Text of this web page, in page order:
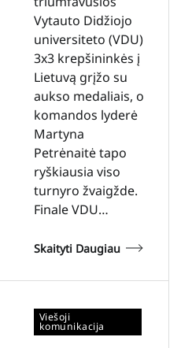
Vytauto Didžiojo
universiteto (VDU)
3x3 krepšininkės į
Lietuvą grįžo su
aukso medaliais, o
komandos lyderė
Martyna
Petrėnaitė tapo
ryškiausia viso
turnyro žvaigžde.
Finale VDU…
Skaityti Daugiau
Viešoji
komunikacija